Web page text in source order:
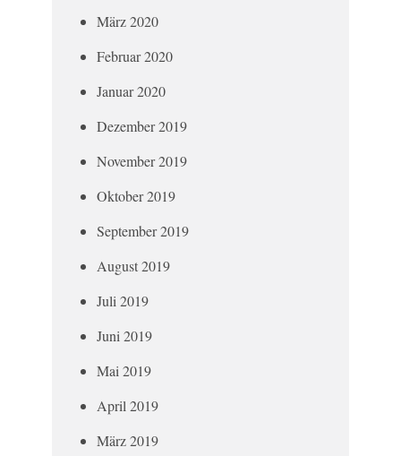
März 2020
Februar 2020
Januar 2020
Dezember 2019
November 2019
Oktober 2019
September 2019
August 2019
Juli 2019
Juni 2019
Mai 2019
April 2019
März 2019